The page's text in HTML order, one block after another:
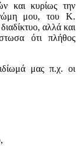
και κυρίως την
μου, του Κ.
αλλά και
ότι πλήθος
μας π.χ. οι